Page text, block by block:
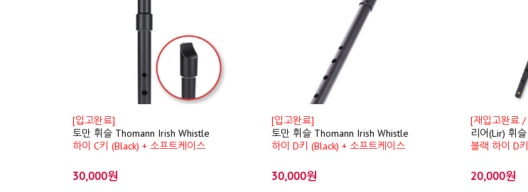
[입고완료]
토만 휘슬 Thomann Irish Whistle
하이 C키 (Black) + 소프트케이스
30,000원
[입고완료]
토만 휘슬 Thomann Irish Whistle
하이 D키 (Black) + 소프트케이스
30,000원
[재입고완료
리어(Lir) 휘슬
블랙 하이 D
20,000원